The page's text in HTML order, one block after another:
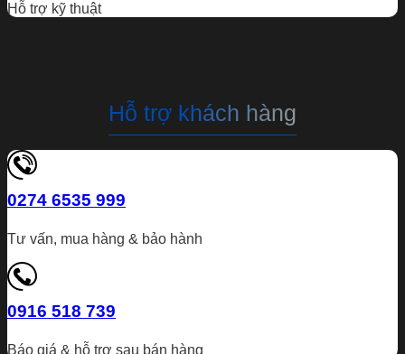
Hỗ trợ kỹ thuật
Hỗ trợ khách hàng
0274 6535 999
Tư vấn, mua hàng & bảo hành
0916 518 739
Báo giá & hỗ trợ sau bán hàng